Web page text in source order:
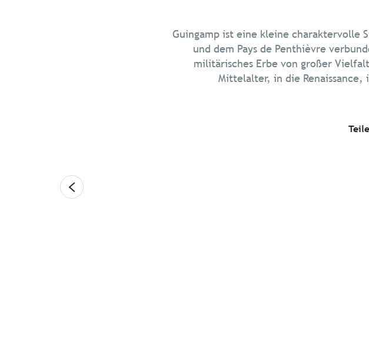
Guingamp ist eine kleine charaktervolle
und dem Pays de Penthièvre
militärisches Erbe von großer
Mittelalter, in die Renaissance,